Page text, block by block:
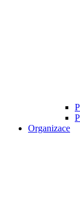
Organizace